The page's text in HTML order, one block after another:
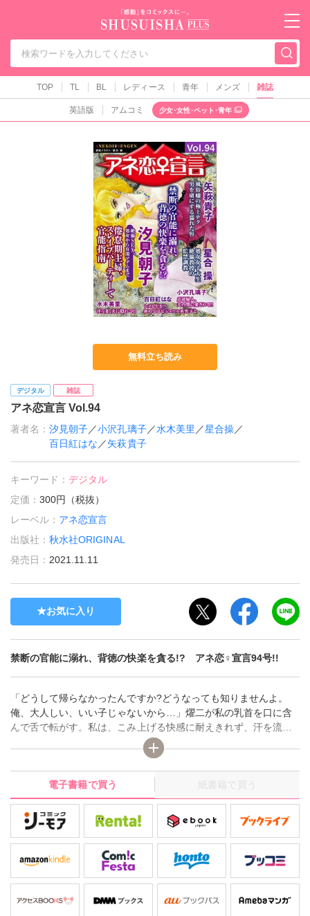
秋水社PLUS（テ
TOP TL BL レディース 青年 メンズ 雑誌
英語版 アムコミ 少女･女性･ペット･青年
無料立ち読み
デジタル 雑誌
アネ恋宣言 Vol.94
著者名：汐見朝子／小沢孔璃子／水木美里 ／星合操／
百日紅はな ／矢萩貴子
キーワード：デジタル
定価：300円（税抜）
レーベル： アネ恋宣言
出版社：秋水社ORIGINAL
発売日： 2021.11.11
お気に入り
禁断の官能に溺れ、背徳の快楽を貪る!? アネ恋♀宣言94号!!
「どうして帰らなかったんですか?どうなっても知りませんよ。
俺、大人しい、いい子じゃないから…」燿二が私の乳首を口に含
んで舌で転がす。私は、こみ上げる快感に耐えきれず、汗を流し
ながら顔を歪める。「伊万里さんの花嫁姿を見た時、全部母さん
の言う通りになったって思いましたよ。伊万里さんは、可愛くて
綺麗で品があって、俺の想像以上でした」――【貞淑婦人、夫の
甥に愛されて!!】ほか、淫靡な愛と性の競演、デジタルレディース
コミック アネ恋宣言！
電子書籍で買う 紙書籍で買う